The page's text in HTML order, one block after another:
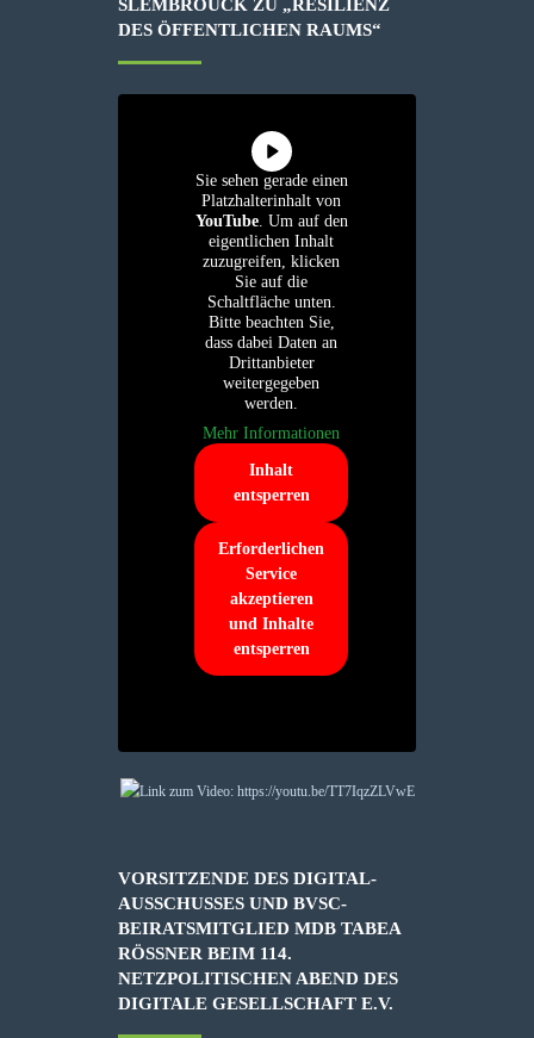
SLEMBROUCK ZU „RESILIENZ
DES ÖFFENTLICHEN RAUMS“
Sie sehen gerade einen
Platzhalterinhalt von
YouTube. Um auf den
eigentlichen Inhalt
zuzugreifen, klicken
Sie auf die
Schaltfläche unten.
Bitte beachten Sie,
dass dabei Daten an
Drittanbieter
weitergegeben
werden.
Mehr Informationen
Inhalt
entsperren
Erforderlichen
Service
akzeptieren
und Inhalte
entsperren
VORSITZENDE DES DIGITAL-
AUSSCHUSSES UND BVSC-
BEIRATSMITGLIED MDB TABEA
RÖSSNER BEIM 114. N
ETZPOLITISCHEN ABEND DES D
IGITALE GESELLSCHAFT E.V.